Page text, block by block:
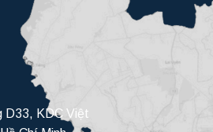
D33, KDC Việt